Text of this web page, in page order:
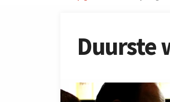
Duurste